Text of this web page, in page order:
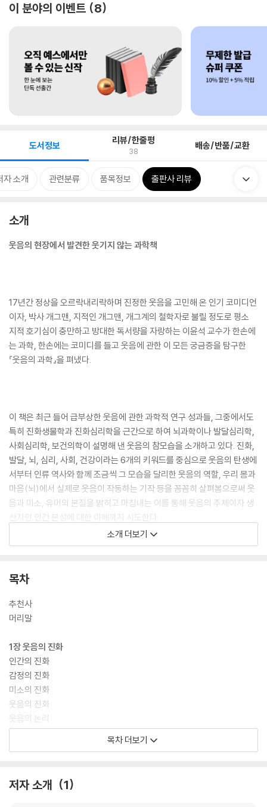
이 분야의 이벤트 8
도서정보 리뷰/한줄평
38 배송/반품/교환
자 소개 관련분류 품목정보 출판사 리뷰
소개
웃음의 현장에서 발견한 웃기지 않는 과학책
17년간 정상을 오르락내리락하며 진정한 웃음을 고민해 온 인기 코미디언
이자, 박사 개그맨, 지적인 개그맨, 개그계의 철학자로 불릴 정도로 평소
지적 호기심이 충만하고 방대한 독서량을 자랑하는 이윤석 교수가 한손에
는 과학, 한손에는 코미디를 들고 웃음에 관한 이 모든 궁금증을 탐구한
『웃음의 과학』을 펴냈다.
이 책은 최근 들어 급부상한 웃음에 관한 과학적 연구 성과들, 그중에서도
특히 진화생물학과 진화심리학을 근간으로 하여 뇌과학이나 발달심리학,
사회심리학, 보건의학이 설명해 낸 웃음의 참모습을 소개하고 있다. 진화,
발달, 뇌, 심리, 사회, 건강이라는 6개의 키워드를 중심으로 웃음의 탄생에
서부터 인류 역사와 함께 조금씩 그 모습을 달리한 웃음의 역할, 우리 몸과
마음(뇌)에서 실제로 웃음이 작동하는 기작 등을 꼼꼼히 살펴봄으로써 웃
음과 미소, 유머의 본질을 밝히고 마침내는 이를 통해 웃음의 주체이자 생
산자인 인간 본성에 대한 이해까지 시도한다.
『웃음의 과학』은 진화해 온 생물학적 존재로서 인간이 갖게 된 특성들이
나타나는지, 웃음은 우리 뇌의 어떤 부분에서 어떤 과정을 거쳐 발생하는
지, 웃음은 우리의 어떠한 심리적 특성과 관계되는지, 웃음은 인간의 사회
과학적 연구 성과를 중심으로 탐구한다.
소개 더보기
목차
추천사
머리말
1장 웃음의 진화
인간의 진화
감정의 진화
미소의 진화
웃음의 진화
웃음의 논리
간질임과 싸움 놀이
목차 더보기
저자 소개 1